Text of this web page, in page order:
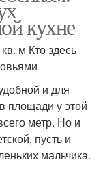
кухне
м Кто здесь
и для
площади у этой
метр. Но и
пусть и
мальчика.